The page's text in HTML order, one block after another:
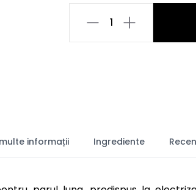
1
informații Ingrediente